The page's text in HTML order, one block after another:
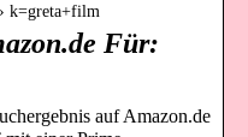
k=greta+film
Für:
auf Amazon.de